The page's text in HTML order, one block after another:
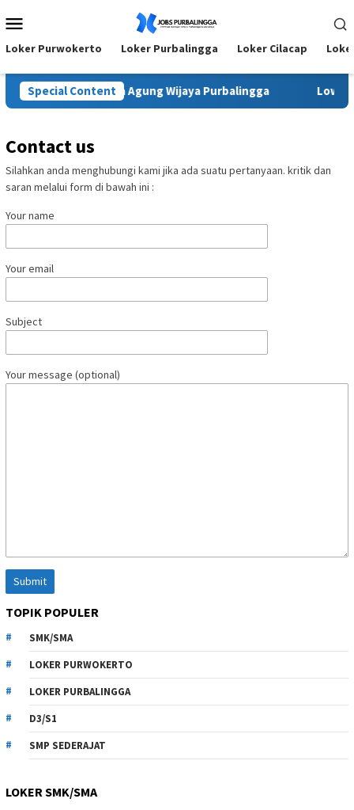
to
contentMenu
Loker Purwokerto Loker Purbalingga Loker Cilacap
Special Content
Terbaru PT Tirta Agung Wijaya Purbalingga
Contact us
Silahkan anda menghubungi kami jika ada suatu pertanyaan. kritik dan
saran melalui form di bawah ini :
Your name
Your email
Subject
Your message (optional)
TOPIK POPULER
SMK/SMA
LOKER PURWOKERTO
LOKER PURBALINGGA
D3/S1
SMP SEDERAJAT
LOKER SMK/SMA